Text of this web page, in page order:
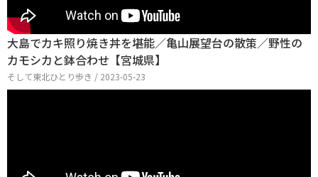
大島でカキ照り焼き丼を堪能／亀山展望台の散策／野性の
カモシカと鉢合わせ【宮城県】
そして東北ひとり歩き / 2023-05-23